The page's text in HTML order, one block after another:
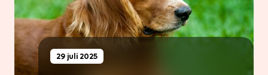
29 juli 2025